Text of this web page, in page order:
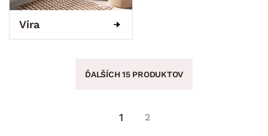
Vira
ĎALŠÍCH 15 PRODUKTOV
1 2